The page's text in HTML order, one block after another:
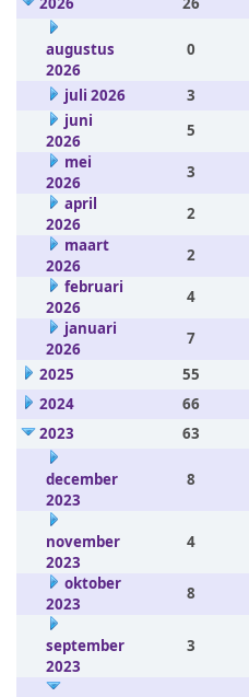
augustus
2026
0
juli 2026 3
juni
2026
5
mei
2026
3
april
2026
2
maart
2026
2
februari
2026
4
januari
2026
7
2025
55
2024
66
2023
63
december
2023
8
november
2023
4
oktober
2023
8
september
2023
3